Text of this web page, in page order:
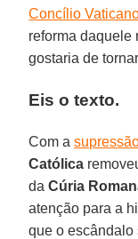
Concílio Vaticano
reforma daquele
gostaria de
Eis o texto.
Com a
Católica
daCúria
atenção para a
que o escândalo